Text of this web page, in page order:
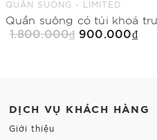
QUẦN SUÔNG - LIMITED
1.800.000₫ 900.000₫
DỊCH VỤ KHÁCH HÀNG
Giới thiệu